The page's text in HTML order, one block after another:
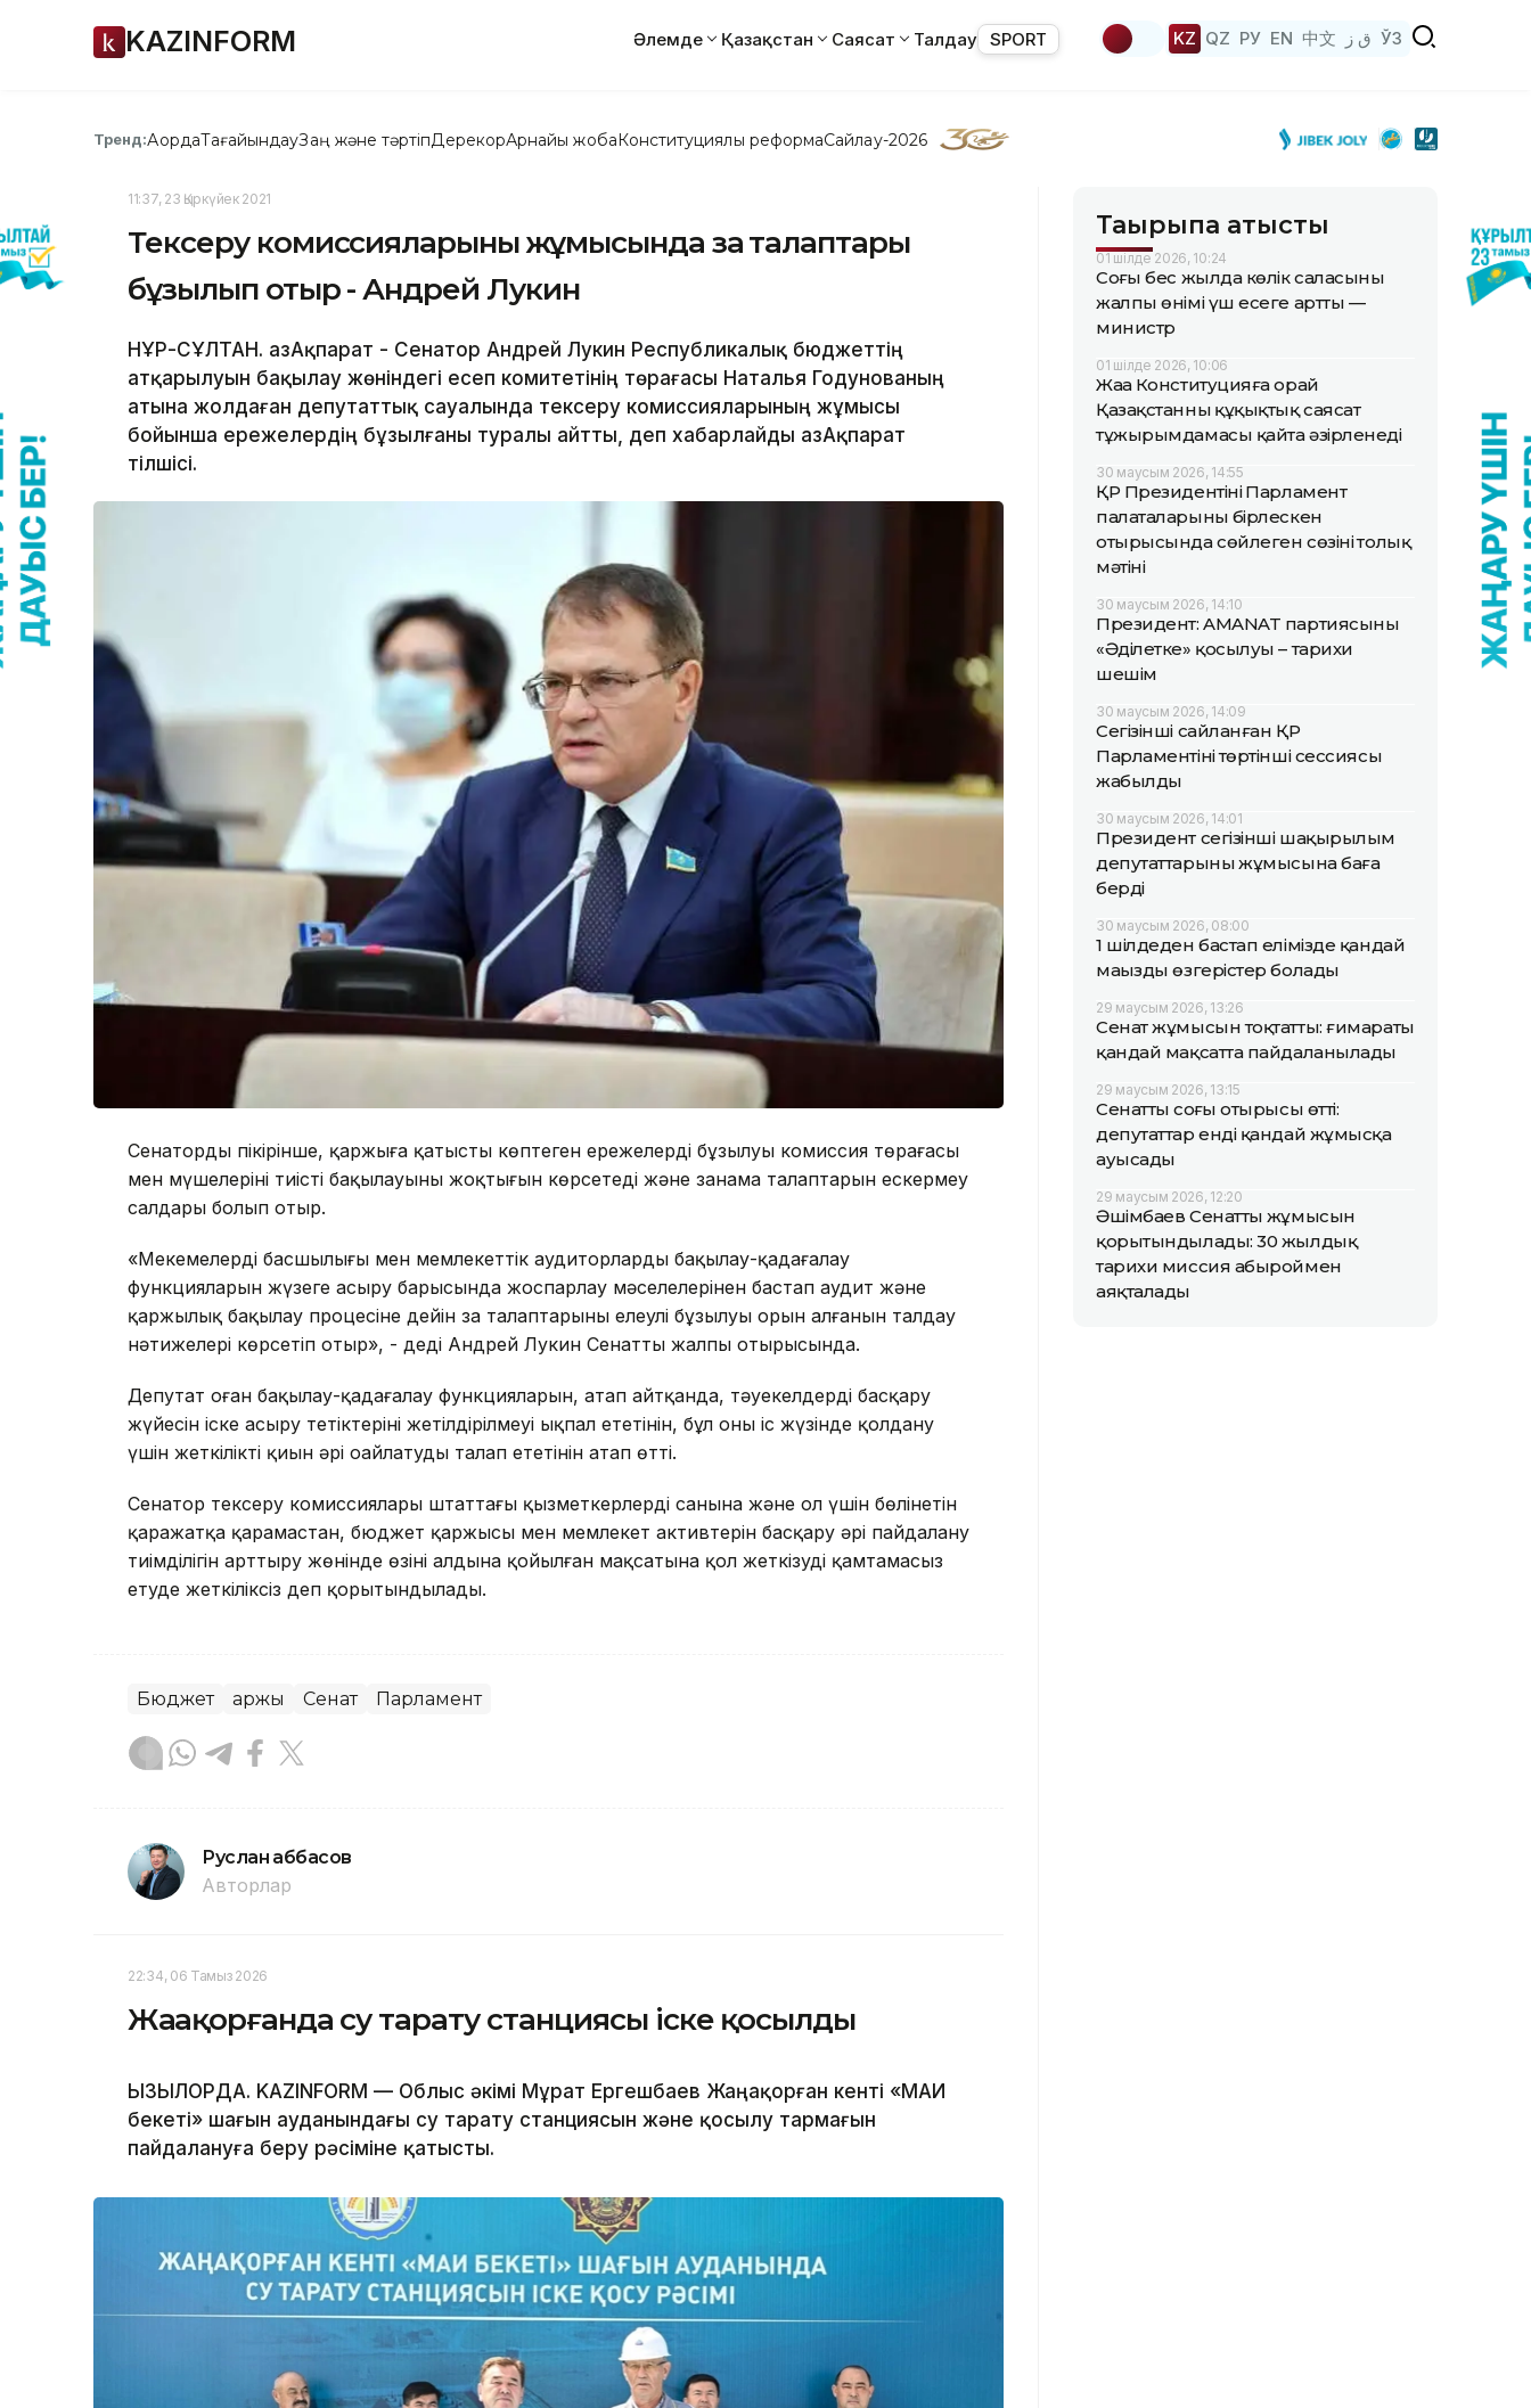
KAZINFORM Әлемде Қазақстан Саясат Талдау SPORT KZ QZ РУ EN 中文 ق ز ЎЗ
Тренд:АқордаТағайындауЗаң және тәртіпДерекқорАрнайы жобаКонституциялық реформаСайлау-2026
11:37, 23 Қыркүйек 2021
Тексеру комиссияларының жұмысында заң талаптары
бұзылып отыр - Андрей Лукин
НҰР-СҰЛТАН. ҚазАқпарат - Сенатор Андрей Лукин Республикалық бюджеттің
атқарылуын бақылау жөніндегі есеп комитетінің төрағасы Наталья Годунованың
атына жолдаған депутаттық сауалында тексеру комиссияларының жұмысы
бойынша ережелердің бұзылғаны туралы айтты, деп хабарлайды ҚазАқпарат
тілшісі.
Сенатордың пікірінше, қаржыға қатысты көптеген ережелердің бұзылуы комиссия төрағасы
мен мүшелерінің тиісті бақылауының жоқтығын көрсетеді және заңнама талаптарын ескермеу
салдары болып отыр.
«Мекемелердің басшылығы мен мемлекеттік аудиторлардың бақылау-қадағалау
функцияларын жүзеге асыру барысында жоспарлау мәселелерінен бастап аудит және
қаржылық бақылау процесіне дейін заң талаптарының елеулі бұзылуы орын алғанын талдау
нәтижелері көрсетіп отыр», - деді Андрей Лукин Сенаттың жалпы отырысында.
Депутат оған бақылау-қадағалау функцияларын, атап айтқанда, тәуекелдерді басқару
жүйесін іске асыру тетіктерінің жетілдірілмеуі ықпал ететінін, бұл оны іс жүзінде қолдану
үшін жеткілікті қиын әрі оңайлатуды талап ететінін атап өтті.
Сенатор тексеру комиссиялары штаттағы қызметкерлердің санына және ол үшін бөлінетін
қаражатқа қарамастан, бюджет қаржысы мен мемлекет активтерін басқару әрі пайдалану
тиімділігін арттыру жөнінде өзінің алдына қойылған мақсатына қол жеткізуді қамтамасыз
етуде жеткіліксіз деп қорытындылады.
Бюджет Қаржы Сенат Парламент
Руслан Ғаббасов
Авторлар
22:34, 06 Тамыз 2026
Жаңақорғанда су тарату станциясы іске қосылды
ҚЫЗЫЛОРДА. KAZINFORM — Облыс әкімі Мұрат Ергешбаев Жаңақорған кенті «МАИ
бекеті» шағын ауданындағы су тарату станциясын және қосылу тармағын
пайдалануға беру рәсіміне қатысты.
Тақырыпқа қатысты
01 шілде 2026, 10:24
Соңғы бес жылда көлік саласының
жалпы өнімі үш есеге артты —
министр
01 шілде 2026, 10:06
Жаңа Конституцияға орай
Қазақстанның құқықтық саясат
тұжырымдамасы қайта әзірленеді
30 маусым 2026, 14:55
ҚР Президентінің Парламент
палаталарының бірлескен
отырысында сөйлеген сөзінің толық
мәтіні
30 маусым 2026, 14:10
Президент: AMANAT партиясының
«Әділетке» қосылуы – тарихи
шешім
30 маусым 2026, 14:09
Сегізінші сайланған ҚР
Парламентінің төртінші сессиясы
жабылды
30 маусым 2026, 14:01
Президент сегізінші шақырылым
депутаттарының жұмысына баға
берді
30 маусым 2026, 08:00
1 шілдеден бастап елімізде қандай
маңызды өзгерістер болады
29 маусым 2026, 13:26
Сенат жұмысын тоқтатты: ғимараты
қандай мақсатта пайдаланылады
29 маусым 2026, 13:15
Сенаттың соңғы отырысы өтті:
депутаттар енді қандай жұмысқа
ауысады
29 маусым 2026, 12:20
Әшімбаев Сенаттың жұмысын
қорытындылады: 30 жылдық
тарихи миссия абыроймен
аяқталады